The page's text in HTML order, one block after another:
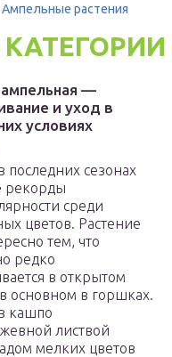
Ампельные растения
ампельная —
и уход в
условиях
последних сезонах
рекорды
среди
цветов. Растение
тем, что
редко
в открытом
основном в горшках.
кашпо
листвой
мелких цветов